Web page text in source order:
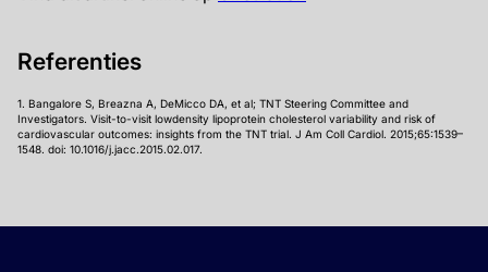
Referenties
1. Bangalore S, Breazna A, DeMicco DA, et al; TNT Steering Committee and
Investigators. Visit-to-visit lowdensity lipoprotein cholesterol variability and risk of
cardiovascular outcomes: insights from the TNT trial. J Am Coll Cardiol. 2015;65:1539–
1548. doi: 10.1016/j.jacc.2015.02.017.